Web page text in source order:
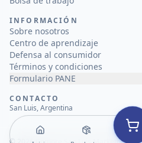
INFORMACIÓN
Sobre nosotros
Centro de aprendizaje
Defensa al consumidor
Términos y condiciones
Formulario PANE
CONTACTO
San Luis, Argentina